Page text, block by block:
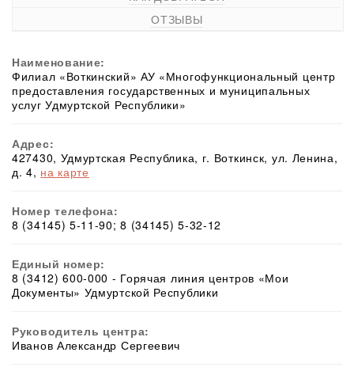
ОТЗЫВЫ
Наименование:
Филиал «Воткинский» АУ «Многофункциональный центр
предоставления государственных и муниципальных
услуг Удмуртской Республики»
Адрес:
427430, Удмуртская Республика, г. Воткинск, ул. Ленина,
д. 4, на карте
Номер телефона:
8 (34145) 5-11-90; 8 (34145) 5-32-12
Единый номер:
8 (3412) 600-000 - Горячая линия центров «Мои
Документы» Удмуртской Республики
Руководитель центра:
Иванов Александр Сергеевич